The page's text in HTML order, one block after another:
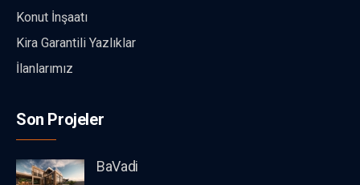
Konut İnşaatı
Kira Garantili Yazlıklar
İlanlarımız
Son Projeler
BaVadi